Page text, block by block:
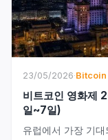
23/05/2026·Bitcoin
비트코인 영화제
일~7일)
유럽에서 가장 기